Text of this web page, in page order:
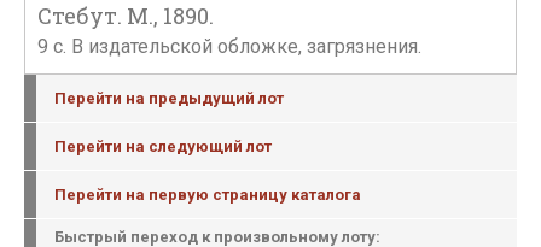
Стебут. М., 1890.
9 с. В издательской обложке, загрязнения.
Перейти на предыдущий лот
Перейти на следующий лот
Перейти на первую страницу каталога
Быстрый переход к произвольному лоту: